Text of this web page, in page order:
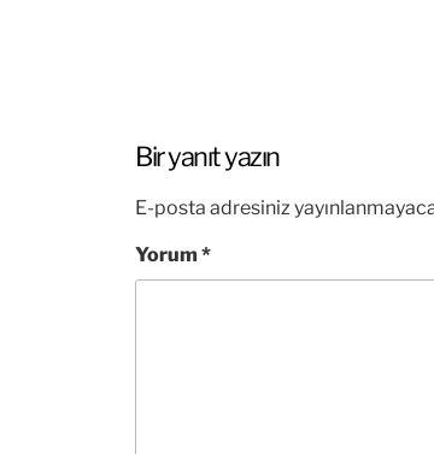
Bir yanıt yazın
E-posta adresiniz
Yorum *